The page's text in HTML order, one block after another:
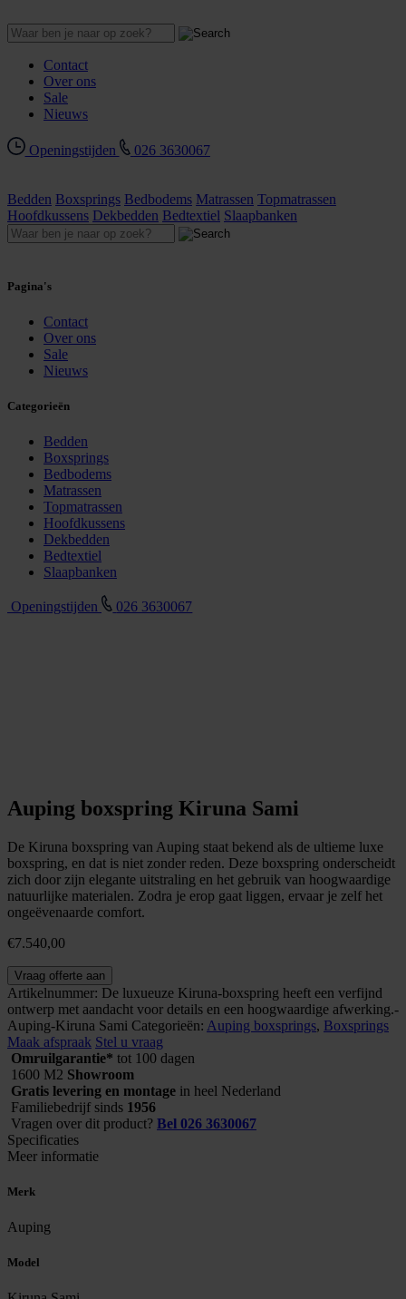
Contact
Over ons
Sale
Nieuws
Openingstijden 026 3630067
Bedden Boxsprings Bedbodems Matrassen Topmatrassen
Hoofdkussens Dekbedden Bedtextiel Slaapbanken
Pagina's
Contact
Over ons
Sale
Nieuws
Categorieën
Bedden
Boxsprings
Bedbodems
Matrassen
Topmatrassen
Hoofdkussens
Dekbedden
Bedtextiel
Slaapbanken
Openingstijden 026 3630067
Auping boxspring Kiruna Sami
De Kiruna boxspring van Auping staat bekend als de ultieme luxe
boxspring, en dat is niet zonder reden. Deze boxspring onderscheidt
zich door zijn elegante uitstraling en het gebruik van hoogwaardige
natuurlijke materialen. Zodra je erop gaat liggen, ervaar je zelf het
ongeëvenaarde comfort.
€7.540,00
Auping
boxspring
Kiruna
Sami
aantal
Vraag offerte aan
Artikelnummer: De luxueuze Kiruna-boxspring heeft een verfijnd
ontwerp met aandacht voor details en een hoogwaardige afwerking.-
Auping-Kiruna Sami Categorieën: Auping boxsprings, Boxsprings
Maak afspraak Stel u vraag
Omruilgarantie* tot 100 dagen
1600 M2 Showroom
Gratis levering en montage in heel Nederland
Familiebedrijf sinds 1956
Vragen over dit product? Bel 026 3630067
Specificaties
Meer informatie
Merk
Auping
Model